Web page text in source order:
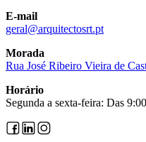
E-mail
tp.trsotcetiuqra
@lareg
Morada
Rua José Ribeiro Vieira de
Horário
Segunda a sexta-feira: Das